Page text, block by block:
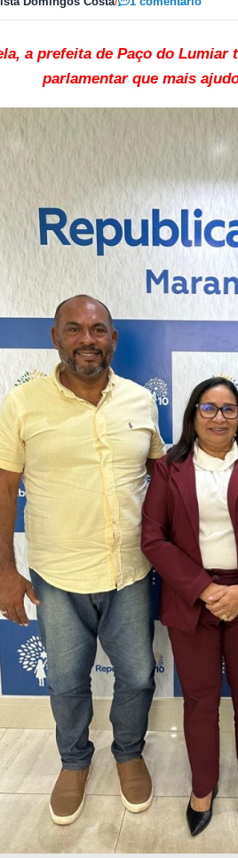
a prefeita de Paço do Lumiar
parlamentar que mais